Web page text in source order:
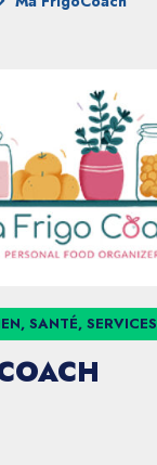
SANTÉ, SERVICES